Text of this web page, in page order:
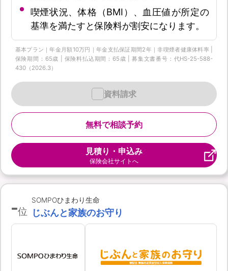
喫煙状況、体格（BMI）、血圧値が所定の
基準を満たすと保険料が割安になります。
基本プラン｜年金月額10万円｜年金支払保証期間2年｜非喫煙者健康体料率 |
保険期間：65歳 | 保険料払込期間：65歳 | 募集文書番号：代HS-25-588-
430（2026.3）
無料で相談予約
資料請求
見積り・申込み
保険会社サイトへ
-位
SOMPOひまわり生命
じぶんと家族のお守り